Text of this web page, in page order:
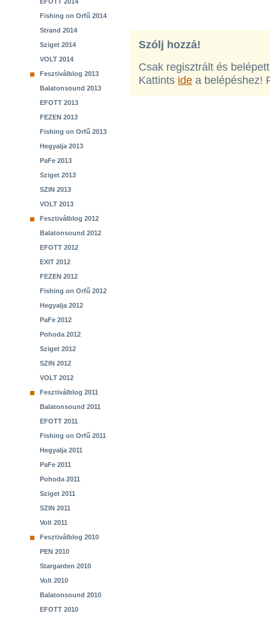
Fishing on Orfű 2014
Strand 2014
Sziget 2014
VOLT 2014
Fesztiválblog 2013
Balatonsound 2013
EFOTT 2013
FEZEN 2013
Fishing on Orfű 2013
Hegyalja 2013
PaFe 2013
Sziget 2013
SZIN 2013
VOLT 2013
Fesztiválblog 2012
Balatonsound 2012
EFOTT 2012
EXIT 2012
FEZEN 2012
Fishing on Orfű 2012
Hegyalja 2012
PaFe 2012
Pohoda 2012
Sziget 2012
SZIN 2012
VOLT 2012
Fesztiválblog 2011
Balatonsound 2011
EFOTT 2011
Fishing on Orfű 2011
Hegyalja 2011
PaFe 2011
Pohoda 2011
Sziget 2011
SZIN 2011
Volt 2011
Fesztiválblog 2010
PEN 2010
Stargarden 2010
Volt 2010
Balatonsound 2010
EFOTT 2010
Szólj hozzá!
Csak regisztrált és
Kattints ide a belépéshez!